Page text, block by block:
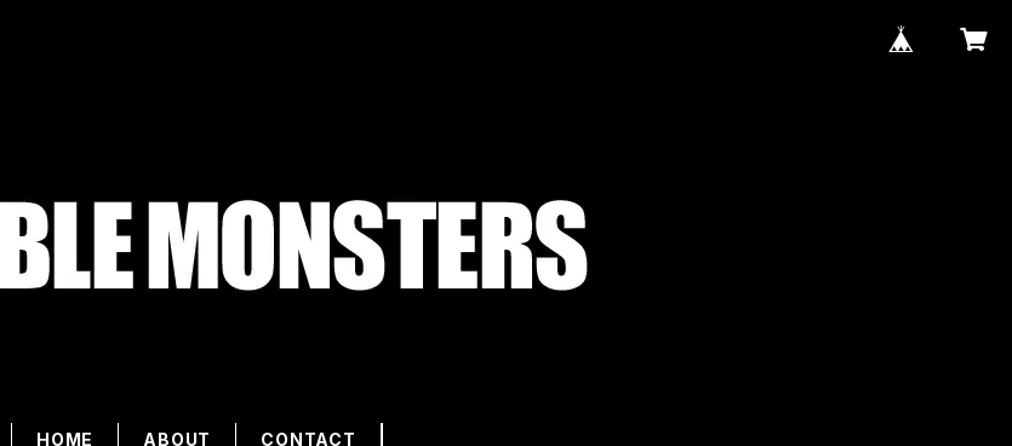
HOME ABOUT CONTACT